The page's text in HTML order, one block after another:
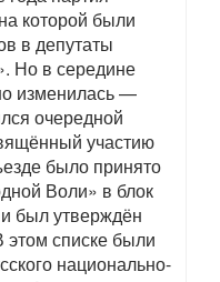
которой были
в депутаты
Но в середине
изменилась —
очередной
участию
было принято
Воли» в блок
был утверждён
этом списке были
национально-